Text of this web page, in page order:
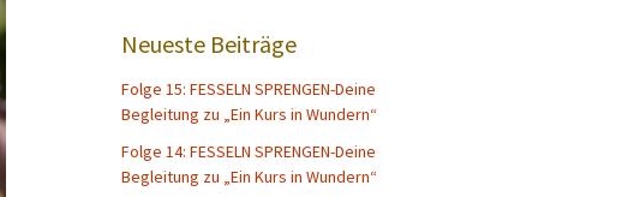
Neueste Beiträge
Folge 15: FESSELN SPRENGEN-Deine
Begleitung zu „Ein Kurs in Wundern“
Folge 14: FESSELN SPRENGEN-Deine
Begleitung zu „Ein Kurs in Wundern“